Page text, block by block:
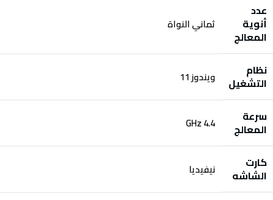
عدد
أنوية
المعالج‎
ثماني النواة
نظام
التشغيل ويندوز 11
سرعة
المعالج 4.4 GHz
كارت
الشاشه نيفيديا